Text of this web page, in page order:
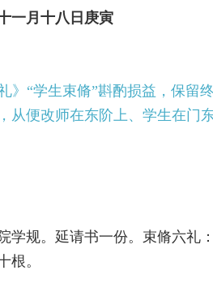
一月十八日庚寅
》“学生束脩”斟酌损益，保留
从便改师在东阶上、学生在门
学规。延请书一份。束脩六礼
根。